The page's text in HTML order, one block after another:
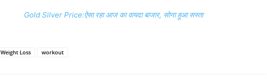
Gold Silver Price:ऐसा रहा आज का वायदा बाजार, सोना हुआ सस्ता
Weight Loss workout